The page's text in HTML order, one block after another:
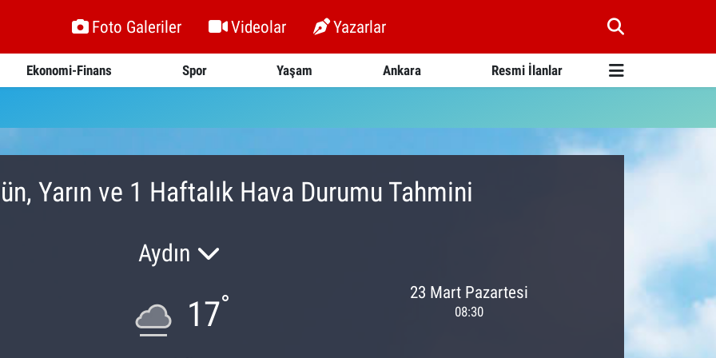
Foto Galeriler Videolar Yazarlar
Ekonomi-Finans Spor Yaşam Ankara Resmi İlanlar
Yarın ve 1 Haftalık Hava Durumu Tahmini
Aydın
17° 23 Mart Pazartesi
08:30